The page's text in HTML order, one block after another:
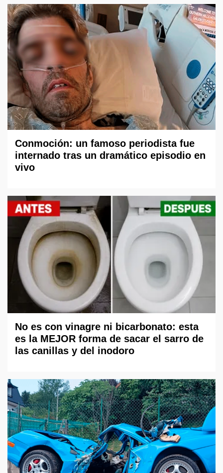
Conmoción: un famoso periodista fue
internado tras un dramático episodio en
vivo
No es con vinagre ni bicarbonato: esta
es la MEJOR forma de sacar el sarro de
las canillas y del inodoro